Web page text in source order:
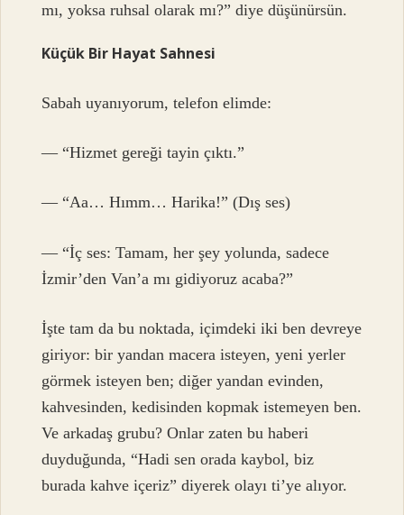
mı, yoksa ruhsal olarak mı?” diye düşünürsün.
Küçük Bir Hayat Sahnesi
Sabah uyanıyorum, telefon elimde:
— “Hizmet gereği tayin çıktı.”
— “Aa… Hımm… Harika!” (Dış ses)
— “İç ses: Tamam, her şey yolunda, sadece
İzmir’den Van’a mı gidiyoruz acaba?”
İşte tam da bu noktada, içimdeki iki ben devreye
giriyor: bir yandan macera isteyen, yeni yerler
görmek isteyen ben; diğer yandan evinden,
kahvesinden, kedisinden kopmak istemeyen ben.
Ve arkadaş grubu? Onlar zaten bu haberi
duyduğunda, “Hadi sen orada kaybol, biz
burada kahve içeriz” diyerek olayı ti’ye alıyor.